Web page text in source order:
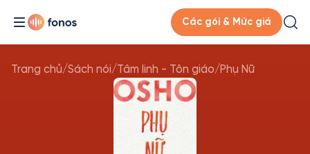
Các gói & Mức giá
Trang chủ/Sách nói/Tâm linh - Tôn giáo/Phụ Nữ